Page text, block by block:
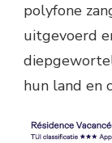
polyfone
uitgevoerd
hun land en